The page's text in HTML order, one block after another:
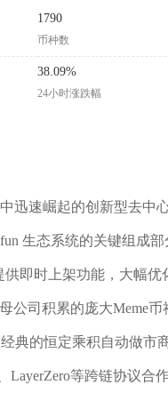
1790
币种数
38.09%
24小时涨跌幅
中迅速崛起的创新型去
生态系统的关键组成
即时上架功能，大幅
公司积累的庞大Meme
典的恒定乘积自动做市
LayerZero等跨链协议合